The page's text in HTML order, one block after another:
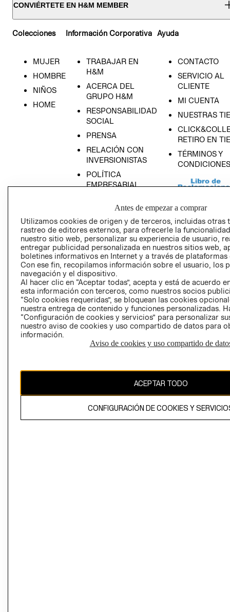
CONVIÉRTETE EN H&M MEMBER
Colecciones
MUJER
HOMBRE
NIÑOS
HOME
Información Corporativa
TRABAJAR EN
H&M
ACERCA DEL
GRUPO H&M
RESPONSABILIDAD
SOCIAL
PRENSA
RELACIÓN CON
INVERSIONISTAS
POLÍTICA
EMPRESARIAL
Ayuda
CONTACTO
SERVICIO AL
CLIENTE
MI CUENTA
NUESTRAS
RETIRO EN
TÉRMINOS Y
CONDICIONES
AVISO DE
PRIVACIDAD
GIFT CARD
El contenido de esta página web está protegido por copyright y es
Antes de empezar a comprar
Utilizamos cookies de origen y de terceros, incluidas otras
rastreo de editores externos, para ofrecerle la
nuestro sitio web, personalizar su experiencia de usuario,
entregar publicidad personalizada en nuestros sitios web,
boletines informativos en Internet y a través de plataformas
Con ese fin, recopilamos información sobre el usuario, los
navegación y el dispositivo.
Al hacer clic en “Aceptar todas”, acepta y está de acuerdo
esta información con terceros, como nuestros socios
“Solo cookies requeridas”, se bloquean las cookies
nuestra entrega de contenido y funciones personalizadas.
“Configuración de cookies y servicios” para personalizar
nuestro aviso de cookies y uso compartido de datos para
información.
Aviso de cookies y uso compartido de
ACEPTAR TODO
CONFIGURACIÓN DE COOKIES Y